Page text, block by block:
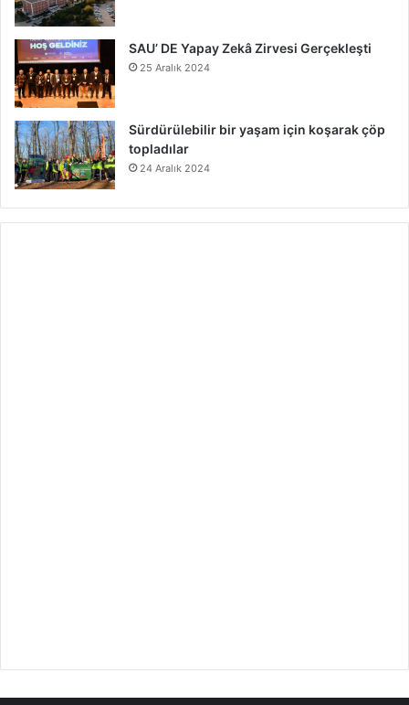
SAU’ DE Yapay Zekâ Zirvesi Gerçekleşti
25 Aralık 2024
Sürdürülebilir bir yaşam için koşarak çöp
topladılar
24 Aralık 2024